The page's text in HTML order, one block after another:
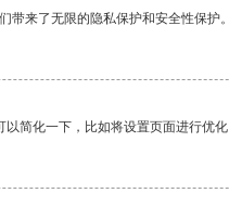
带来了无限的隐私保护和安全性保护
简化一下，比如将设置页面进行优